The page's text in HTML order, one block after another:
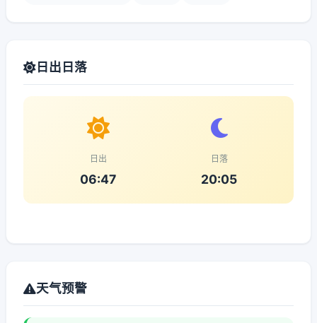
日出日落
日出
06:47
日落
20:05
天气预警